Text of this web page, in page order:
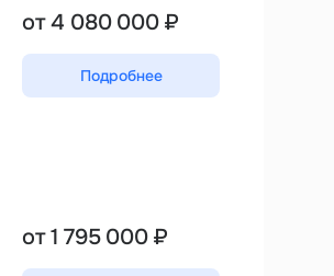
от 4 080 000 ₽
Подробнее
от 1 795 000 ₽